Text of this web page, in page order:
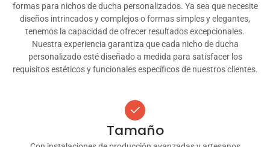
formas para nichos de ducha personalizados. Ya sea que necesite
diseños intrincados y complejos o formas simples y elegantes,
tenemos la capacidad de ofrecer resultados excepcionales.
Nuestra experiencia garantiza que cada nicho de ducha
personalizado esté diseñado a medida para satisfacer los
requisitos estéticos y funcionales específicos de nuestros clientes.
Tamaño